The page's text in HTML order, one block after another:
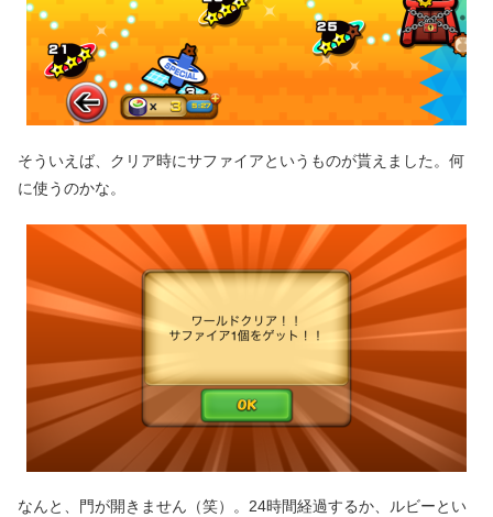
そういえば、クリア時にサファイアというものが貰えました。何
に使うのかな。
なんと、門が開きません（笑）。24時間経過するか、ルビーとい